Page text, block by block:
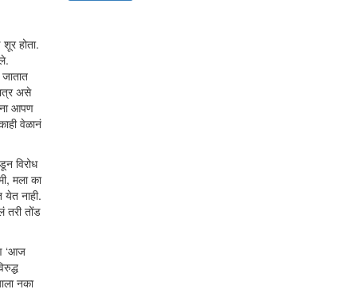
होता.
असे
आपण
वेळानं
विरोध
मला का
येत नाही.
तरी तोंड
‘आज
नका